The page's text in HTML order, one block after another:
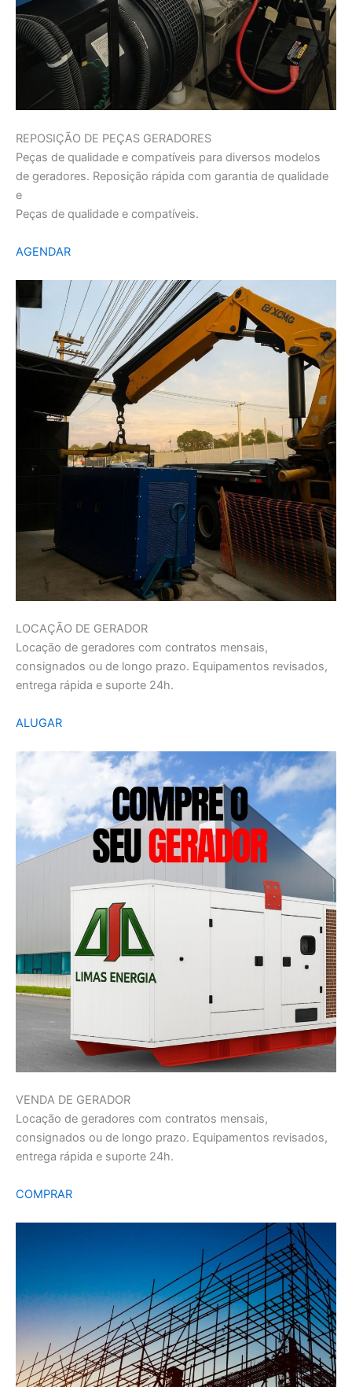
REPOSIÇÃO DE PEÇAS GERADORES
Peças de qualidade e compatíveis para diversos modelos
de geradores. Reposição rápida com garantia de qualidade
e
Peças de qualidade e compatíveis.
AGENDAR
LOCAÇÃO DE GERADOR
Locação de geradores com contratos mensais,
consignados ou de longo prazo. Equipamentos revisados,
entrega rápida e suporte 24h.
ALUGAR
VENDA DE GERADOR
Locação de geradores com contratos mensais,
consignados ou de longo prazo. Equipamentos revisados,
entrega rápida e suporte 24h.
COMPRAR